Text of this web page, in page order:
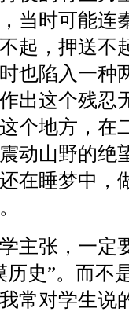
当时可能连
起，押送不
也陷入一种
出这个残忍
个地方，在
动山野的绝
在睡梦中，
主张，一定
史”。而不
常对学生说